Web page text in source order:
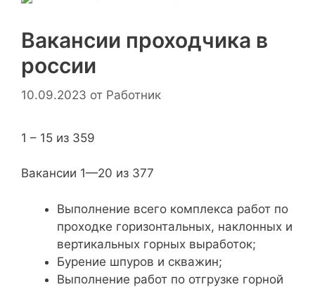
Вакансии проходчика в
россии
10.09.2023 от Работник
1 – 15 из 359
Вакансии 1—20 из 377
​Выполнение всего комплекса работ по
проходке горизонтальных, наклонных и
вертикальных горных выработок;
Бурение шпуров и скважин;
Выполнение работ по отгрузке горной